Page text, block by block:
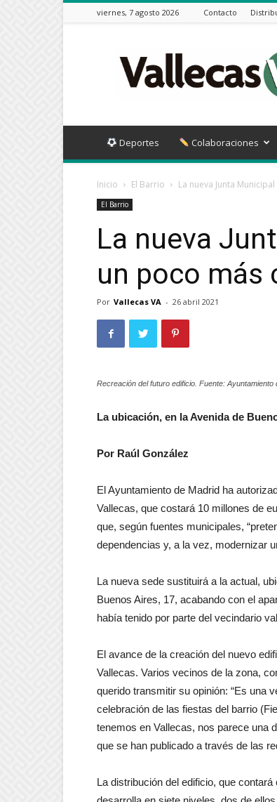
viernes, 7 agosto 2026 Contacto
VA
Deportes Colaboraciones
Inicio El Barrio La nueva Junta
El Barrio
La nueva
un poco más
Por Vallecas VA - 26 abril 2021
Recreación del futuro edificio. Fuente: Ayuntamiento
La ubicación, en la Avenida de
Por Raúl González
El Ayuntamiento de Madrid ha
Vallecas, que costará 10 millones de
que, según fuentes municipales,
dependencias y, a la vez, modernizar
La nueva sede sustituirá a la actual,
Buenos Aires, 17, acabando con el
había tenido por parte del vecindario
El avance de la creación del nuevo
Vallecas. Varios vecinos de la zona,
querido transmitir su opinión: “Es una
celebración de las fiestas del barrio
tenemos en Vallecas, nos parece una
que se han publicado a través de las
La distribución del edificio, que